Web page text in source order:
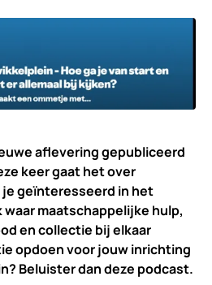
aflevering gepubliceerd
keer gaat het over
geïnteresseerd in het
maatschappelijke hulp,
en collectie bij elkaar
opdoen voor jouw inrichting
Beluister dan deze podcast.